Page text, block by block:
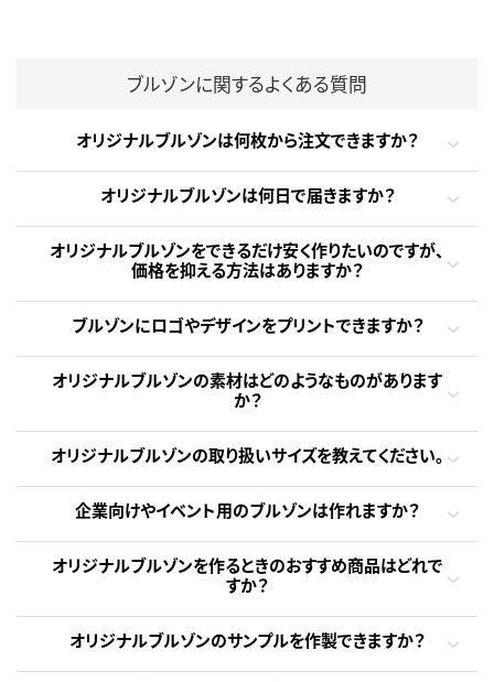
ブルゾンに関するよくある質問
オリジナルブルゾンは何枚から注文できますか？
オリジナルブルゾンは何日で届きますか？
オリジナルブルゾンをできるだけ安く作りたいのですが、
価格を抑える方法はありますか？
ブルゾンにロゴやデザインをプリントできますか？
オリジナルブルゾンの素材はどのようなものがあります
か？
オリジナルブルゾンの取り扱いサイズを教えてください。
企業向けやイベント用のブルゾンは作れますか？
オリジナルブルゾンを作るときのおすすめ商品はどれで
すか？
オリジナルブルゾンのサンプルを作製できますか？